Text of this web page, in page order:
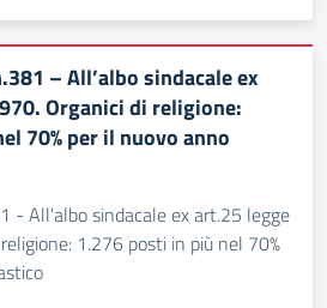
– All’albo sindacale ex
Organici di religione:
70% per il nuovo anno
- All'albo sindacale ex art.25 legge
1.276 posti in più nel 70%